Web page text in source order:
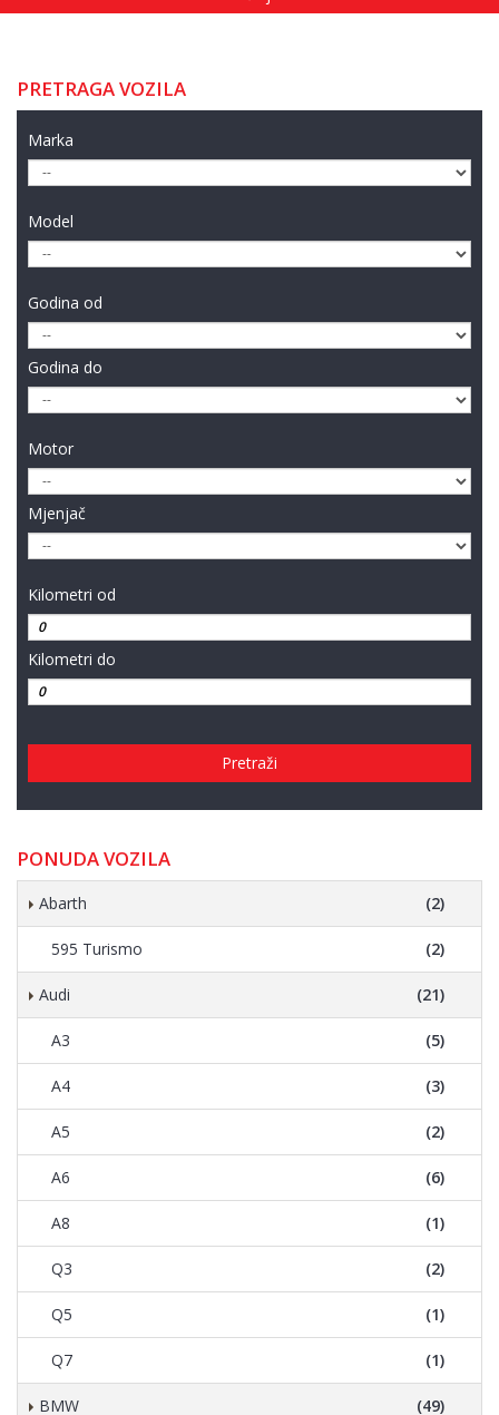
PRETRAGA VOZILA
Marka
Model
Godina od
Godina do
Motor
Mjenjač
Kilometri od
Kilometri do
Pretraži
PONUDA VOZILA
Abarth (2)
595 Turismo (2)
Audi (21)
A3 (5)
A4 (3)
A5 (2)
A6 (6)
A8 (1)
Q3 (2)
Q5 (1)
Q7 (1)
BMW (49)